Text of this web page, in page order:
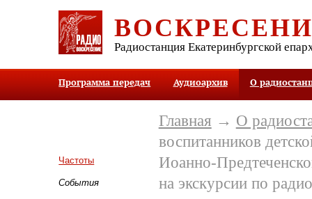
Радиостанция Екатеринбургской
Программа передач Аудиоархив О
Частоты
События
Главная → О
воспитанников
Иоанно-
на экскурсии по